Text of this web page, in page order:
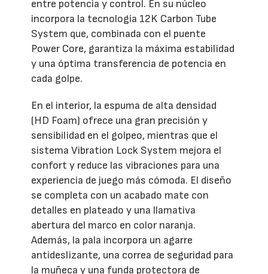
entre potencia y control. En su núcleo
incorpora la tecnología 12K Carbon Tube
System que, combinada con el puente
Power Core, garantiza la máxima estabilidad
y una óptima transferencia de potencia en
cada golpe.
En el interior, la espuma de alta densidad
(HD Foam) ofrece una gran precisión y
sensibilidad en el golpeo, mientras que el
sistema Vibration Lock System mejora el
confort y reduce las vibraciones para una
experiencia de juego más cómoda. El diseño
se completa con un acabado mate con
detalles en plateado y una llamativa
abertura del marco en color naranja.
Además, la pala incorpora un agarre
antideslizante, una correa de seguridad para
la muñeca y una funda protectora de